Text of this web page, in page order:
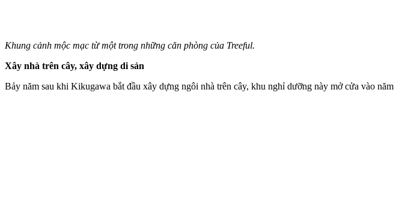
Khung cảnh mộc mạc từ một trong những căn phòng của Treeful.
Xây nhà trên cây, xây dựng di sản
Bảy năm sau khi Kikugawa bắt đầu xây dựng ngôi nhà trên cây, khu nghỉ dưỡng này mở cửa vào năm